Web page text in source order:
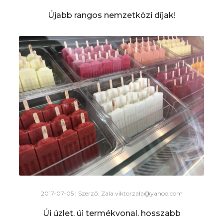
Újabb rangos nemzetközi díjak!
2017-07-05 | Szerző: Zala viktorzala@yahoo.com
Új üzlet, új termékvonal, hosszabb